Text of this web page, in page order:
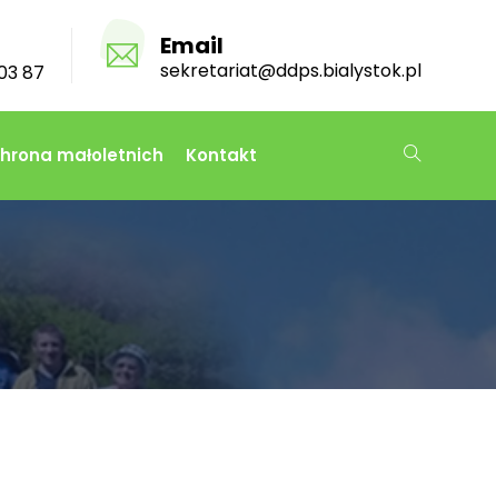
87
Email
sekretariat@ddps.bialystok.pl
małoletnich Kontakt